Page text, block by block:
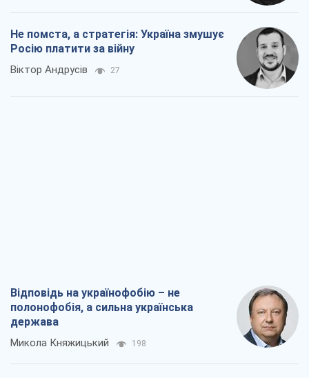
Не помста, а стратегія: Україна змушує
Росію платити за війну
Віктор Андрусів 27
Відповідь на українофобію – не
полонофобія, а сильна українська
держава
Микола Княжицький 198